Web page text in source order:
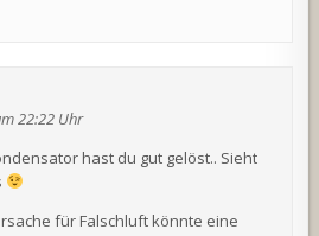
22:22 Uhr
hast du gut gelöst.. Sieht
für Falschluft könnte eine